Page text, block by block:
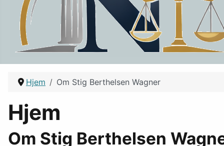
Hjem Om Stig Berthelsen Wagner
Hjem
Om Stig Berthelsen